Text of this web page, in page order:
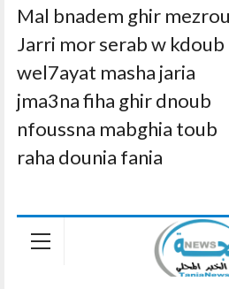
Mal bnadem ghir
Jarri mor serab w kdoub
wel7ayat masha jaria
jma3na fiha ghir dnoub
nfoussna mabghia toub
raha dounia fania